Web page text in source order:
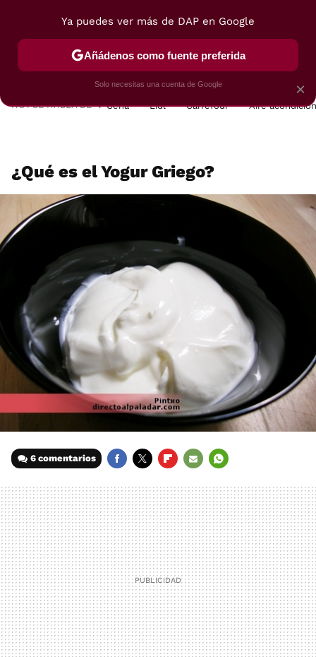
POSTRES VIAJES SELECCIÓN VEGUI
HOY SE HABLA DE Cena Lidl Carrefour Aire
¿Qué es el Yogur Griego?
6 comentarios
MAIL
×
Ya puedes ver más de DAP en Google
Añádenos como fuente preferida
Solo necesitas una cuenta de Google